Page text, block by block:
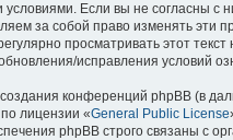
Если вы не согласны с
за собой право изменять эти
просматривать этот текст
исправления условий
конференций phpBB (в
лицензии «General Public License
phpBB строго связаны с